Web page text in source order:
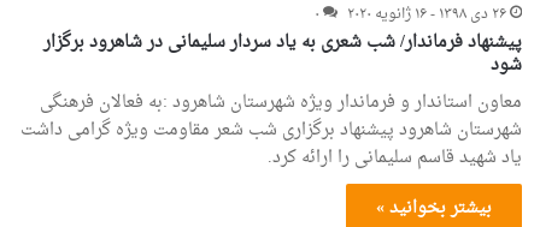
۲۶ دی ۱۳۹۸ - ۱۶ ژانویه ۲۰۲۰
۰
پیشنهاد فرماندار/ شب شعری به یاد سردار سلیمانی در شاهرود برگزار
شود
معاون استاندار و فرماندار ویژه شهرستان شاهرود :به فعالان فرهنگی
شهرستان شاهرود پیشنهاد برگزاری شب شعر مقاومت ویژه گرامی داشت
یاد شهید قاسم سلیمانی را ارائه کرد.
بیشتر بخوانید »